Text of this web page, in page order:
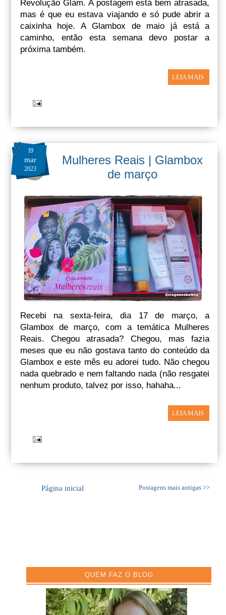
Revolução Glam. A postagem está bem atrasada,
mas é que eu estava viajando e só pude abrir a
caixinha hoje. A Glambox de maio já está a
caminho, então esta semana devo postar a
próxima também.
LEIA MAIS
19
mar
2023
Mulheres Reais | Glambox
de março
Recebi na sexta-feira, dia 17 de março, a
Glambox de março, com a temática Mulheres
Reais. Chegou atrasada? Chegou, mas fazia
meses que eu não gostava tanto do conteúdo da
Glambox e este mês eu adorei tudo. Não chegou
nada quebrado e nem faltando nada (não resgatei
nenhum produto, talvez por isso, hahaha...
LEIA MAIS
Postagens mais antigas >>
Página inicial
QUEM FAZ O BLOG